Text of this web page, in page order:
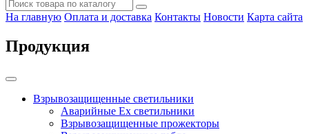
На главную Оплата и доставка Контакты Новости Карта сайта
Продукция
Взрывозащищенные светильники
Аварийные Ex светильники
Взрывозащищенные прожекторы